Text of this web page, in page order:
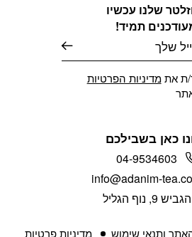
שלנו עכשיו
תמיד!
ת אתמדיניות הפרטיות
ותנאי שימוש מדיניות פרטיות
כאן בשבילכם
04-9534603
info@adanim-
הגביש 9, נוף הגליל